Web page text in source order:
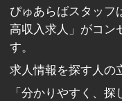
ぴゅあらばスタッフ
高収入求人」がコン
す。
求人情報を探す人の
「分かりやすく、